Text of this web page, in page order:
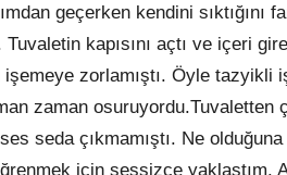
geçerken kendini sıktığını
kapısını açtı ve içeri
işemeye zorlamıştı. Öyle
zaman osuruyordu.Tuvaletten
seda çıkmamıştı. Ne
için sessizce yaklaştım.